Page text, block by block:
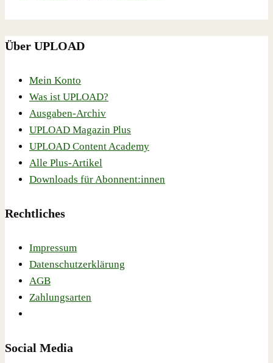
Über UPLOAD
Mein Konto
Was ist UPLOAD?
Ausgaben-Archiv
UPLOAD Magazin Plus
UPLOAD Content Academy
Alle Plus-Artikel
Downloads für Abonnent:innen
Rechtliches
Impressum
Datenschutzerklärung
AGB
Zahlungsarten
Social Media